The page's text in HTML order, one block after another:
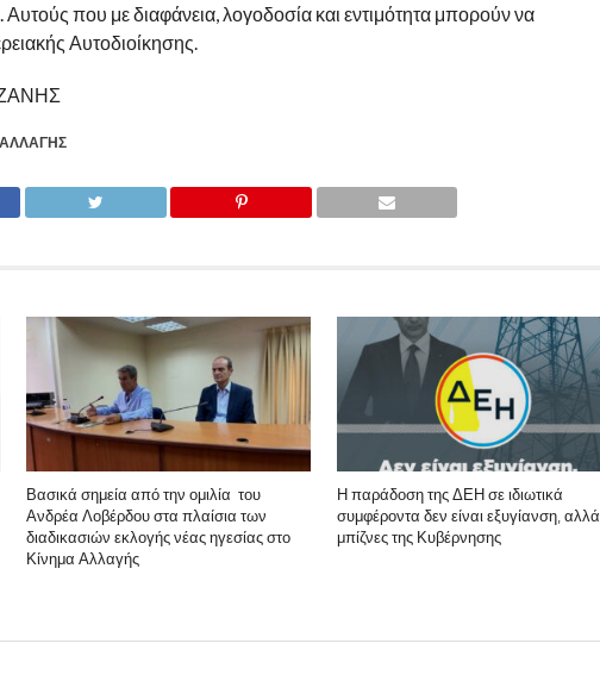
που με διαφάνεια, λογοδοσία και εντιμότητα μπορούν να
Αυτοδιοίκησης.
Βασικά σημεία από την ομιλία του
Ανδρέα Λοβέρδου στα πλαίσια των
διαδικασιών εκλογής νέας ηγεσίας στο
Κίνημα Αλλαγής
Η παράδοση της ΔΕΗ σε ιδιωτικά
συμφέροντα δεν είναι εξυγίανση, αλλά
μπίζνες της Κυβέρνησης